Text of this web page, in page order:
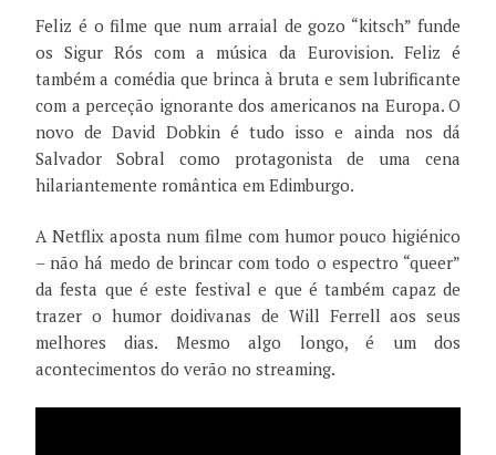
Feliz é o filme que num arraial de gozo “kitsch” funde
os Sigur Rós com a música da Eurovision. Feliz é
também a comédia que brinca à bruta e sem lubrificante
com a perceção ignorante dos americanos na Europa. O
novo de David Dobkin é tudo isso e ainda nos dá
Salvador Sobral como protagonista de uma cena
hilariantemente romântica em Edimburgo.
A Netflix aposta num filme com humor pouco higiénico
– não há medo de brincar com todo o espectro “queer”
da festa que é este festival e que é também capaz de
trazer o humor doidivanas de Will Ferrell aos seus
melhores dias. Mesmo algo longo, é um dos
acontecimentos do verão no streaming.